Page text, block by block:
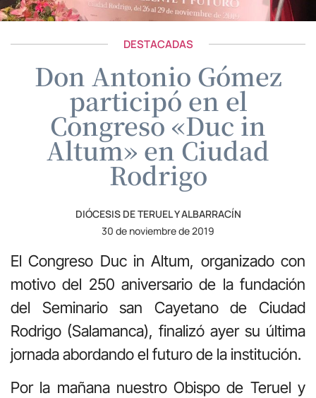
DESTACADAS
Don Antonio Gómez
participó en el
Congreso «Duc in
Altum» en Ciudad
Rodrigo
DIÓCESIS DE TERUEL Y ALBARRACÍN
30 de noviembre de 2019
El Congreso Duc in Altum, organizado con
motivo del 250 aniversario de la fundación
del Seminario san Cayetano de Ciudad
Rodrigo (Salamanca), finalizó ayer su última
jornada abordando el futuro de la institución.
Por la mañana nuestro Obispo de Teruel y